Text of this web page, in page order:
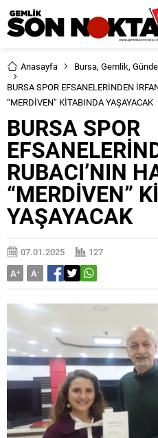
Anasayfa Bursa, Gemlik,
BURSA SPOR EFSANELERİNDEN
“MERDİVEN” KİTABINDA YAŞAYACAK
BURSA SPOR
RUBACI’NIN
“MERDİVEN”
YAŞAYACAK
07.01.2025
127
A+ A-